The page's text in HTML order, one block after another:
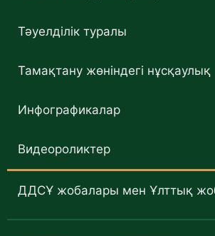
Тәуелділік туралы
Тамақтану жөніндегі нұсқаулық
Инфографикалар
Видеороликтер
ДДСҰ жобалары мен Ұлттық